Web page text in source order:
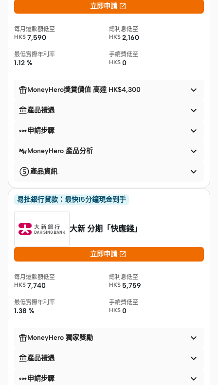
立即申請 
每月還款額低至
HK$ 7,590
總利息低至
HK$ 2,160
最低實際年利率
1.12 %
手續費低至
HK$ 0
MoneyHero獎賞價值 高達 HK$4,300 
產品禮遇 
申請步驟 
MoneyHero 產品分析 
產品資訊 
易批銀行貸款：最快15分鐘現金到手
大新 分期「快應錢」
立即申請 
每月還款額低至
HK$ 7,740
總利息低至
HK$ 5,759
最低實際年利率
1.38 %
手續費低至
HK$ 0
MoneyHero 獨家獎勵 
產品禮遇 
申請步驟 